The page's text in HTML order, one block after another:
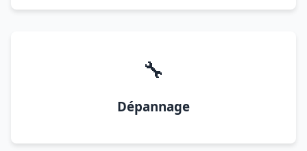
🔧
Dépannage